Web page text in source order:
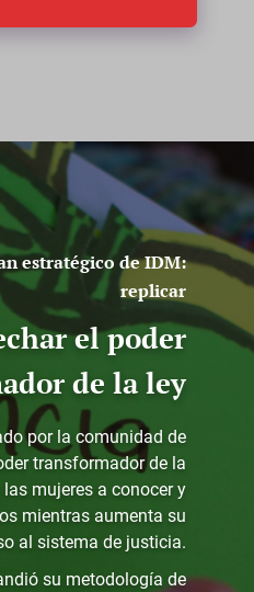
estratégico de IDM:
replicar
el poder
de la ley
por la comunidad de
transformador de la
mujeres a conocer y
mientras aumenta su
al sistema de justicia.
su metodología de